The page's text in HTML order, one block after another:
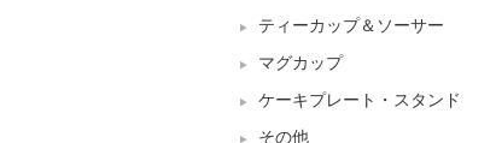
ティーカップ＆ソーサー
マグカップ
ケーキプレート・スタンド
その他